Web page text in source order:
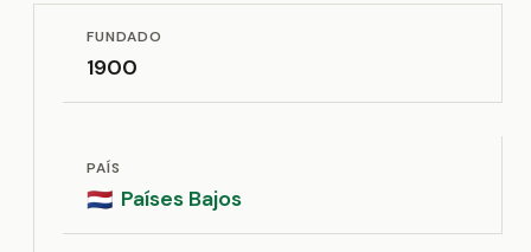
FUNDADO
1900
PAÍS
🇳🇱 Países Bajos